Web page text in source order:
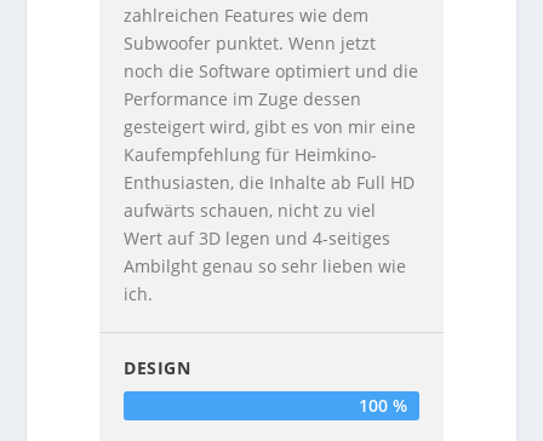
zahlreichen Features wie dem
Subwoofer punktet. Wenn jetzt
noch die Software optimiert und die
Performance im Zuge dessen
gesteigert wird, gibt es von mir eine
Kaufempfehlung für Heimkino-
Enthusiasten, die Inhalte ab Full HD
aufwärts schauen, nicht zu viel
Wert auf 3D legen und 4-seitiges
Ambilght genau so sehr lieben wie
ich.
DESIGN
100 %